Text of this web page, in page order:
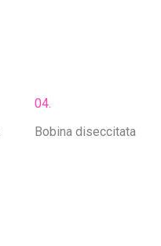
04.
Bobina diseccitata